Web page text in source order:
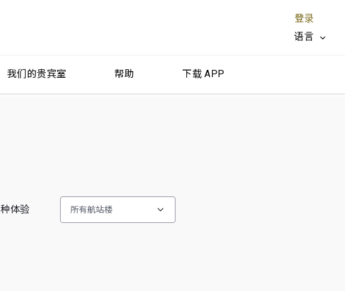
登录
语言
我们的贵宾室 帮助 下载 APP
种体验 所有航站楼